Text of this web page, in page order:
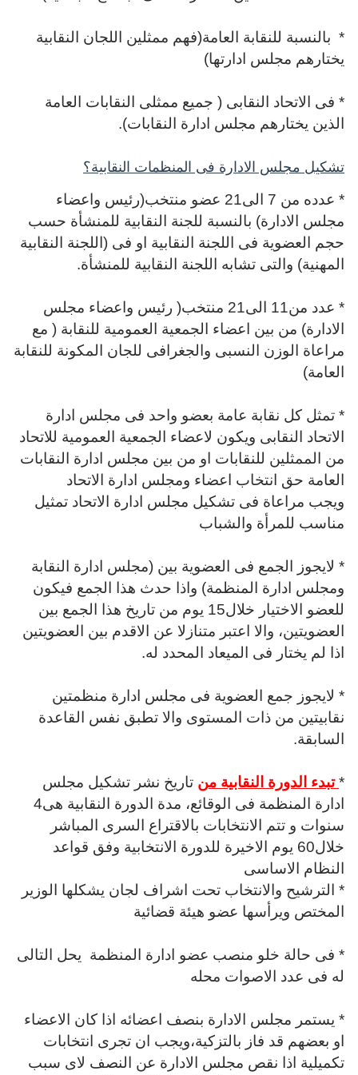
* بالنسبة للنقابة العامة(فهم ممثلين اللجان النقابية
يختارهم مجلس ادارتها)
* فى الاتحاد النقابى ( جميع ممثلى النقابات العامة
الذين يختارهم مجلس ادارة النقابات).
تشكيل مجلس الادارة فى المنظمات النقابية؟
* عدده من 7 الى21 عضو منتخب(رئيس واعضاء
مجلس الادارة) بالنسبة للجنة النقابية للمنشأة حسب
حجم العضوية فى اللجنة النقابية او فى (اللجنة النقابية
المهنية) والتى تشابه اللجنة النقابية للمنشأة.
* عدد من11 الى21 منتخب( رئيس واعضاء مجلس
الادارة) من بين اعضاء الجمعية العمومية للنقابة ( مع
مراعاة الوزن النسبى والجغرافى للجان المكونة للنقابة
العامة)
* تمثل كل نقابة عامة بعضو واحد فى مجلس ادارة
الاتحاد النقابى ويكون لاعضاء الجمعية العمومية للاتحاد
من الممثلين للنقابات او من بين مجلس ادارة النقابات
العامة حق انتخاب اعضاء ومجلس ادارة الاتحاد
ويجب مراعاة فى تشكيل مجلس ادارة الاتحاد تمثيل
مناسب للمرأة والشباب
* لايجوز الجمع فى العضوية بين (مجلس ادارة النقابة
ومجلس ادارة المنظمة) واذا حدث هذا الجمع فيكون
للعضو الاختيار خلال15 يوم من تاريخ هذا الجمع بين
العضويتين، والا اعتبر متنازلا عن الاقدم بين العضويتين
اذا لم يختار فى الميعاد المحدد له.
* لايجوز جمع العضوية فى مجلس ادارة منظمتين
نقابيتين من ذات المستوى والا تطبق نفس القاعدة
السابقة.
*تبدء الدورة النقابية من تاريخ نشر تشكيل مجلس
ادارة المنظمة فى الوقائع،
مدة الدورة النقابية هى4
سنوات و تتم الانتخابات بالاقتراع السرى المباشر
خلال60 يوم الاخيرة للدورة الانتخابية وفق قواعد
النظام الاساسى
* الترشيح والانتخاب تحت اشراف لجان يشكلها الوزير
المختص ويرأسها عضو هيئة قضائية
* فى حالة خلو منصب عضو ادارة المنظمة يحل التالى
له فى عدد الاصوات محله
* يستمر مجلس الادارة بنصف اعضائه اذا كان الاعضاء
او بعضهم قد فاز بالتزكية،ويجب ان تجرى انتخابات
تكميلية اذا نقص مجلس الادارة عن النصف لاى سبب